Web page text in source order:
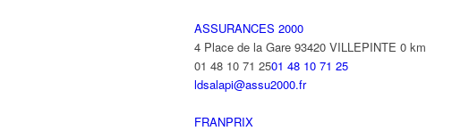
ASSURANCES 2000
4 Place de la Gare 93420 VILLEPINTE 0 km
01 48 10 71 2501 48 10 71 25
ldsalapi@assu2000.fr
FRANPRIX